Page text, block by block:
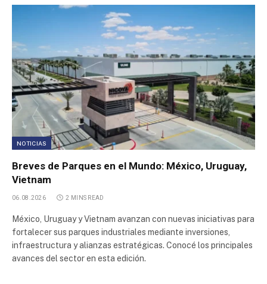
Parque Industrial Reconquista
Parque Industrial Reconquista
Poligono Industrial Cortes de la Frontera
Poligono Industrial Mas de las Matas
Poligono Industrial Campillo de Altobuey
Parque Industrial Pichincha II
Parque Logístico 9 de Abril
Parque Logistico Veracruz
Parque Industrial Lautaro
NOTICIAS
Breves de Parques en el Mundo: México, Uruguay,
Vietnam
06.08.2026 2 MINS READ
México, Uruguay y Vietnam avanzan con nuevas iniciativas para
fortalecer sus parques industriales mediante inversiones,
infraestructura y alianzas estratégicas. Conocé los principales
avances del sector en esta edición.